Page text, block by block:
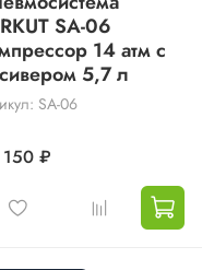
SA-06
14 атм с
5,7 л
SA-06
₽